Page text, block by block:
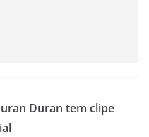
Duran tem clipe